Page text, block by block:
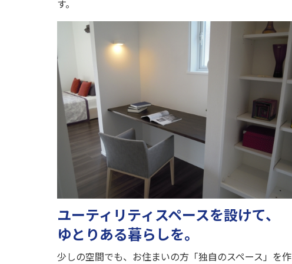
す。
ユーティリティスペースを設けて、
ゆとりある暮らしを。
少しの空間でも、お住まいの方「独自のスペース」を作